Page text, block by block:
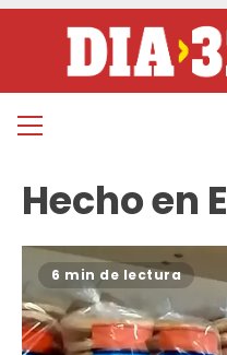
contenido
Menú
Hecho en
6 min de lectura